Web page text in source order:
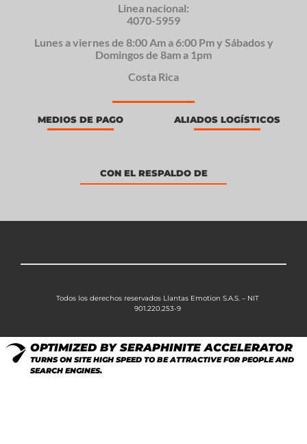
Linea nacional:
4070-5959
Lunes a viernes de 8:00 Am a 6:00 Pm y Sábados y
Domingos de 8am a 1pm
Costa Rica
MEDIOS DE PAGO ALIADOS LOGÍSTICOS
CON EL RESPALDO DE
Todos los derechos reservados Llantas Emotion S.A.S. – NIT
901.220.253-9
OPTIMIZED BY SERAPHINITE ACCELERATOR
TURNS ON SITE HIGH SPEED TO BE ATTRACTIVE FOR PEOPLE AND
SEARCH ENGINES.